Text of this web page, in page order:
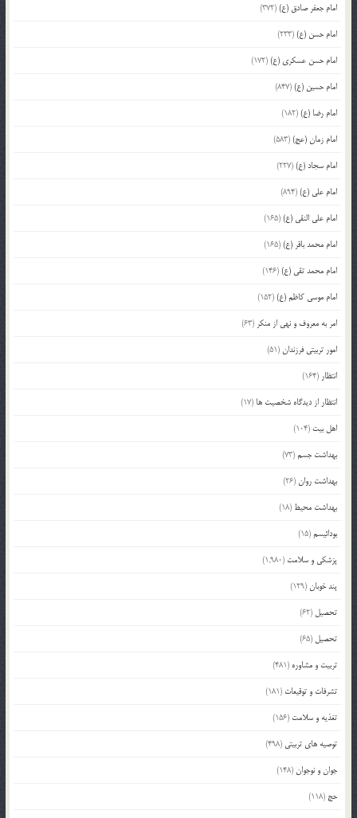
امام جعفر صادق (ع)(372)
امام حسن (ع)(233)
امام حسن عسکری (ع)(172)
امام حسین (ع)(847)
امام رضا (ع)(182)
امام زمان (عج)(583)
امام سجاد (ع)(227)
امام علی (ع)(894)
امام علی النقی (ع)(165)
امام محمد باقر (ع)(165)
امام محمد تقی (ع)(146)
امام موسی کاظم (ع)(152)
امر به معروف و نهی از منکر (63)
امور تربیتی فرزندان(51)
انتظار (164)
انتظار از دیدگاه شخصیت ها (17)
اهل بیت (104)
بهداشت جسم(73)
بهداشت روان(26)
بهداشت محیط (18)
بودائیسم(15)
پزشکی و سلامت (1,980)
پند خوبان(129)
تحصیل (62)
تحصیل (65)
تربیت و مشاوره (481)
تشرفات و توقیعات (181)
تغذیه و سلامت (156)
توصیه های تربیتی (498)
جوان و نوجوان(148)
حج (118)